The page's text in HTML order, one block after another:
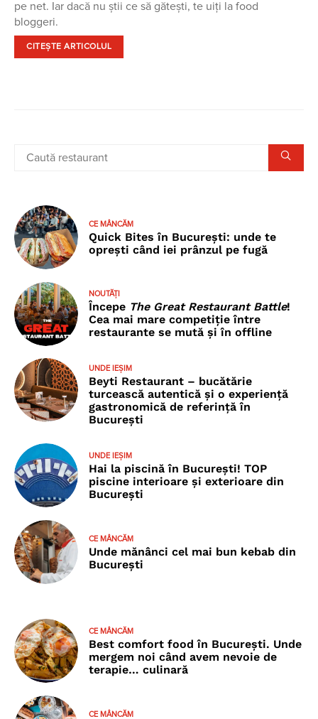
pe net. Iar dacă nu știi ce să gătești, te uiți la food
bloggeri.
CITEȘTE ARTICOLUL
CE MÂNCĂM
Quick Bites în București: unde te
oprești când iei prânzul pe fugă
NOUTĂȚI
Începe The Great Restaurant Battle!
Cea mai mare competiție între
restaurante se mută și în offline
UNDE IEȘIM
Beyti Restaurant – bucătărie
turcească autentică și o experiență
gastronomică de referință în
București
UNDE IEȘIM
Hai la piscină în București! TOP
piscine interioare și exterioare din
București
CE MÂNCĂM
Unde mănânci cel mai bun kebab din
București
CE MÂNCĂM
Best comfort food în București. Unde
mergem noi când avem nevoie de
terapie… culinară
CE MÂNCĂM